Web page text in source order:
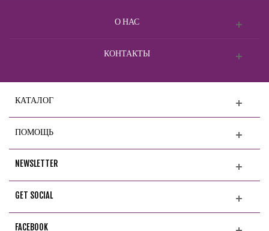
О НАС
КОНТАКТЫ
КАТАЛОГ
ПОМОЩЬ
NEWSLETTER
GET SOCIAL
FACEBOOK